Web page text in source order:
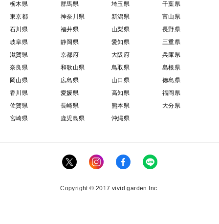
栃木県
群馬県 埼玉県
千葉県
東京都
神奈川県 新潟県
富山県
石川県
福井県 山梨県
長野県
岐阜県
静岡県 愛知県
三重県
滋賀県
京都府 大阪府
兵庫県
奈良県
和歌山県 鳥取県
島根県
岡山県
広島県 山口県
徳島県
香川県
愛媛県 高知県
福岡県
佐賀県
長崎県 熊本県
大分県
宮崎県
鹿児島県 沖縄県
Copyright © 2017 vivid garden Inc.